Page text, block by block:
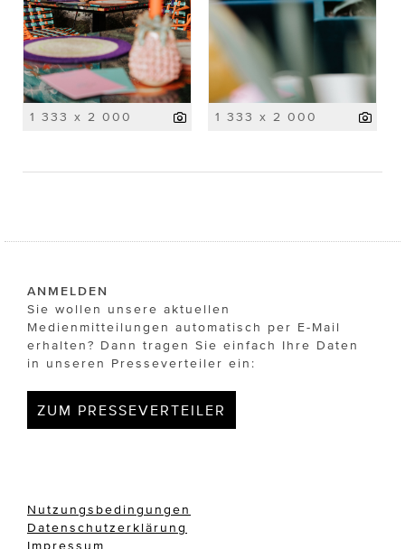
1 333 x 2 000 1 333 x 2 000
ANMELDEN
Sie wollen unsere aktuellen
Medienmitteilungen automatisch per E-Mail
erhalten? Dann tragen Sie einfach Ihre Daten
in unseren Presseverteiler ein:
ZUM PRESSEVERTEILER
Nutzungsbedingungen
Datenschutzerklärung
Impressum